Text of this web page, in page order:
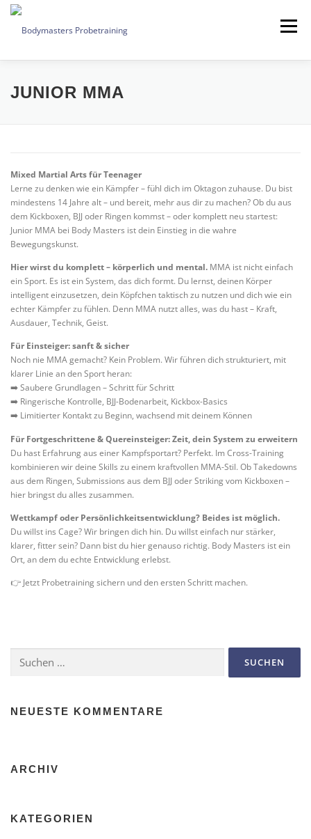
Zum
springen
Menü
JETZT KOSTENLOS TESTEN
JUNIOR MMA
Mixed Martial Arts für Teenager
Lerne zu denken wie ein Kämpfer – fühl dich im Oktagon zuhause. Du bist
mindestens 14 Jahre alt – und bereit, mehr aus dir zu machen? Ob du aus
dem Kickboxen, BJJ oder Ringen kommst – oder komplett neu startest:
Junior MMA bei Body Masters ist dein Einstieg in die wahre
Bewegungskunst.
Hier wirst du komplett – körperlich und mental. MMA ist nicht einfach
ein Sport. Es ist ein System, das dich formt. Du lernst, deinen Körper
intelligent einzusetzen, dein Köpfchen taktisch zu nutzen und dich wie ein
echter Kämpfer zu fühlen. Denn MMA nutzt alles, was du hast – Kraft,
Ausdauer, Technik, Geist.
Für Einsteiger: sanft & sicher
Noch nie MMA gemacht? Kein Problem. Wir führen dich strukturiert, mit
klarer Linie an den Sport heran:
➡️ Saubere Grundlagen – Schritt für Schritt
➡️ Ringerische Kontrolle, BJJ-Bodenarbeit, Kickbox-Basics
➡️ Limitierter Kontakt zu Beginn, wachsend mit deinem Können
Für Fortgeschrittene & Quereinsteiger: Zeit, dein System zu erweitern
Du hast Erfahrung aus einer Kampfsportart? Perfekt. Im Cross-Training
kombinieren wir deine Skills zu einem kraftvollen MMA-Stil. Ob Takedowns
aus dem Ringen, Submissions aus dem BJJ oder Striking vom Kickboxen –
hier bringst du alles zusammen.
Wettkampf oder Persönlichkeitsentwicklung? Beides ist möglich.
Du willst ins Cage? Wir bringen dich hin. Du willst einfach nur stärker,
klarer, fitter sein? Dann bist du hier genauso richtig. Body Masters ist ein
Ort, an dem du echte Entwicklung erlebst.
👉 Jetzt Probetraining sichern und den ersten Schritt machen.
nach:
NEUESTE KOMMENTARE
ARCHIV
KATEGORIEN